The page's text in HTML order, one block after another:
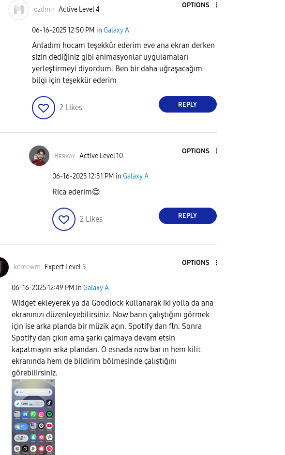
ozdmir Active Level 4
OPTIONS
‎06-16-202512:50 PM in Galaxy A
Anladım hocam teşekkür ederim eve ana ekran derken
sizin dediğiniz gibi animasyonlar uygulamaları
yerleştirmeyi diyordum. Ben bir daha uğraşacağım
bilgi için teşekkür ederim
2 Likes REPLY
Bᴇʀᴋᴀʏ Active Level 10
OPTIONS
‎06-16-202512:51 PM in Galaxy A
Rica ederim😊
2 Likes REPLY
kereewm Expert Level 5
OPTIONS
‎06-16-202512:49 PM in Galaxy A
Widget ekleyerek ya da Goodlock kullanarak iki yolla da ana
ekranınızı düzenleyebilirsiniz. Now barın çalıştığını görmek
için ise arka planda bir müzik açın. Spotify dan fln. Sonra
Spotify dan çıkın ama şarkı çalmaya devam etsin
kapatmayın arka plandan. O esnada now bar ın hem kilit
ekranında hem de bildirim bölmesinde çalıştığını
görebilirsiniz.